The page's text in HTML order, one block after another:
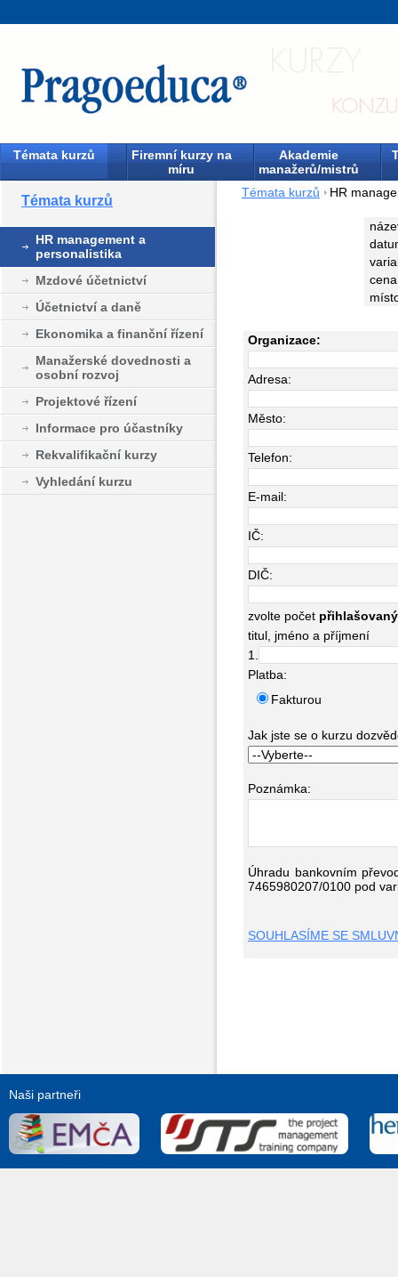
Témata kurzů
Firemní kurzy na
míru
Akademie
manažerů/mistrů
Témata kurzů
HR management a
personalistika
Mzdové účetnictví
Účetnictví a daně
Ekonomika a finanční řízení
Manažerské dovednosti a
osobní rozvoj
Projektové řízení
Informace pro účastníky
Rekvalifikační kurzy
Vyhledání kurzu
Témata kurzů HR
Organizace:
Adresa:
Město:
Telefon:
E-mail:
IČ:
DIČ:
zvolte počet
titul, jméno a příjmení
1.
Platba:
Fakturou
Jak jste se o kurzu
Poznámka:
Úhradu bankovním
7465980207/0100 pod
SOUHLASÍME SE
Naši partneři